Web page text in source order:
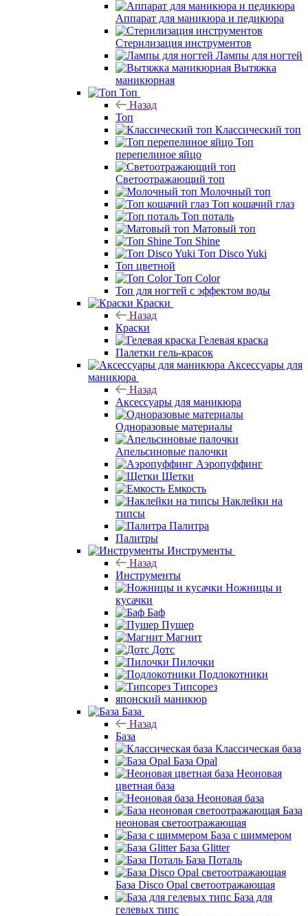
Аппарат для маникюра и педикюра
Стерилизация инструментов
Лампы для ногтей
Вытяжка
маникюрная
Топ
Назад
Топ
Классический топ
Топ
перепелиное яйцо
Светоотражающий топ
Молочный топ
Топ кошачий глаз
Топ поталь
Матовый топ
Топ Shine
Топ Disco Yuki
Топ цветной
Топ Color
Топ для ногтей с эффектом воды
Краски
Назад
Краски
Гелевая краска
Палетки гель-красок
Аксессуары для
маникюра
Назад
Аксессуары для маникюра
Одноразовые материалы
Апельсиновые палочки
Аэропуффинг
Щетки
Емкость
Наклейки на
типсы
Палитра
Палитры
Инструменты
Назад
Инструменты
Ножницы и
кусачки
Баф
Пушер
Магнит
Дотс
Пилочки
Подлокотники
Типсорез
японский маникюр
База
Назад
База
Классическая база
База Opal
Неоновая
цветная база
Неоновая база
База
неоновая светоотражающая
База с шиммером
База Glitter
База Поталь
База Disco Opal светоотражающая
База для
гелевых типс